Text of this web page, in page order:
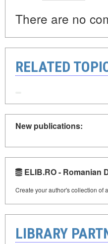
There are no
RELATED
New publications:
ELIB.RO - Romanian
Create your author's collection of
LIBRARY